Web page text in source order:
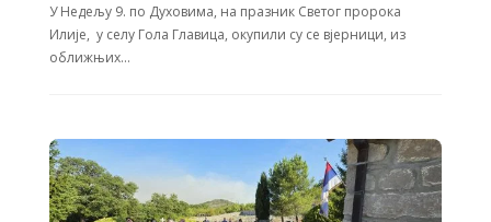
У Недељу 9. по Духовима, на празник Светог пророка
Илије, у селу Гола Главица, окупили су се вјерници, из
оближњих…